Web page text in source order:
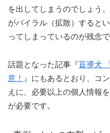
を出してしまうのでしょう
がバイラル（拡散）すると
ってしまっているのが残念で
話題となった記事『盲導犬
意！
』にもあるとおり、コ
えに、必要以上の個人情報
が必要です。